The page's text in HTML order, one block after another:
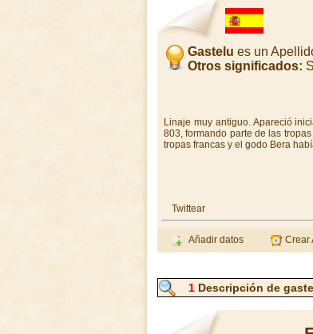
Gastelu es un
Otros significados:
Linaje muy antiguo. Apareció
803, formando parte de las
tropas francas y el godo Bera
Twittear
Añadir datos Crear
1Descripción de